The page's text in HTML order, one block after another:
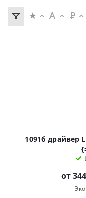
1091б драйвер LED 3W: 3,7...12В => 3...3,6В/700мА
от